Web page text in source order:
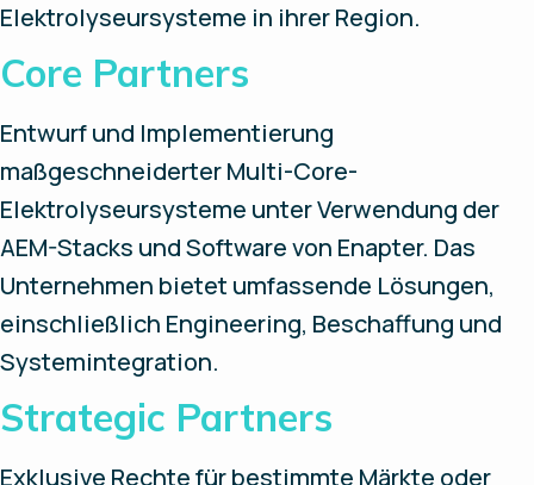
Elektrolyseursysteme in ihrer Region.
Core Partners
Entwurf und Implementierung
maßgeschneiderter Multi-Core-
Elektrolyseursysteme unter Verwendung der
AEM-Stacks und Software von Enapter. Das
Unternehmen bietet umfassende Lösungen,
einschließlich Engineering, Beschaffung und
Systemintegration.
Strategic Partners
Exklusive Rechte für bestimmte Märkte oder